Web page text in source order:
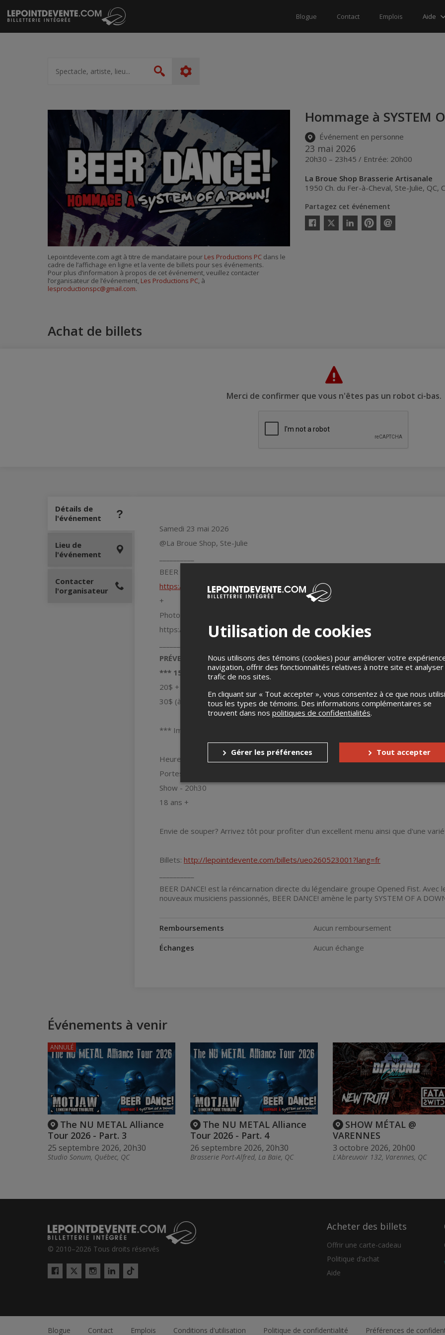
Passer
au
contenu
Blogue Contact Emplois Aide
artiste,
lieu...
Rechercher
Hommage à SYSTEM
Événement en personne
23 mai 2026
20h30 – 23h45 / Entrée: 20h00
La Broue Shop Brasserie Artisanale
1950 Ch. du Fer-à-Cheval, Ste-Julie, QC,
Partagez cet événement
Facebook
Twitter
LinkedinPinterestEnvoyer
Lepointdevente.com agit à titre de mandataire pour Les Productions PC dans le
cadre de l’affichage en ligne et la vente de billets pour ses événements.
Pour plus d’information à propos de cet événement, veuillez contacter
l’organisateur de l’événement, Les Productions PC, à
lesproductionspc@gmail.com.
Achat de billets
Merci de confirmer que vous n'êtes pas un robot ci-bas.
Détails de
l'événement
Samedi 23 mai 2026
@La Broue Shop, Ste-Julie
BEER DANCE! - Hommage à SYSTEM OF A DOWN!
https://www.facebook.com/beerdanceofficial
+
Photométéore
https://www.facebook.com/photometeoreband
PRÉVENTE PROMOTIONNELLE !
*** 15$ + frais jusqu'au 3 mai ***
20$ + frais (en prévente)
30$ (à la porte)
*** Important d'appeler au Broue Shop afin de réserver votre table. Merci ***
Heures:
Portes - 20h00
Show - 20h30
18 ans +
Envie de souper? Arrivez tôt pour profiter d'un excellent menu ainsi que d'une
Billets: http://lepointdevente.com/billets/ueo260523001?lang=fr
BEER DANCE! est la réincarnation directe du légendaire groupe Opened Fist. Avec
nouveaux musiciens passionnés, BEER DANCE! amène le party SYSTEM OF A
Remboursements
Aucun remboursement
Échanges
Aucun échange
Lieu de
l'événement
Contacter
l'organisateur
Événements à venir
The NU METAL Alliance
Tour 2026 - Part. 3
25 septembre 2026, 20h30
Studio Sonum, Québec, QC
ANNULÉ
The NU METAL Alliance
Tour 2026 - Part. 4
26 septembre 2026, 20h30
Brasserie Port-Alfred, La Baie, QC
SHOW MÉTAL @
VARENNES
3 octobre 2026, 20h00
L'Abreuvoir 132, Varennes, QC
© 2010–2026 Tous droits réservés
Facebook
Twitter
InstagramLinkedIn
Tiktok
Acheter des billets
Offrir une carte-cadeau
Politique d’achat
Aide
Blogue Contact Emplois Conditions d'utilisation Politique de confidentialité Préférences de
Utilisation de cookies
Nous utilisons des témoins (cookies) pour améliorer votre
navigation, offrir des fonctionnalités relatives à notre site et analyser
trafic de nos sites.
En cliquant sur « Tout accepter », vous consentez à ce que nous
tous les types de témoins. Des informations complémentaires se
trouvent dans nos politiques de confidentialités.
Gérer les préférences Tout accepter